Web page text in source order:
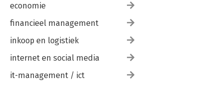
economie
financieel management
inkoop en logistiek
internet en social media
it-management / ict